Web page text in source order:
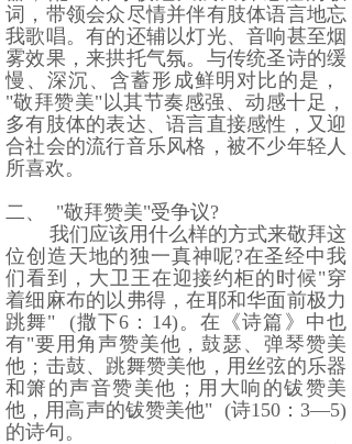
词，带领会众尽情并伴有肢体语言地忘
我歌唱。有的还辅以灯光、音响甚至烟
雾效果，来拱托气氛。与传统圣诗的缓
慢、深沉、含蓄形成鲜明对比的是，
"敬拜赞美" 以其节奏感强、动感十足，
多有肢体的表达、语言直接感性，又迎
合社会的流行音乐风格，被不少年轻人
所喜欢。
二、
"敬拜赞美"受争议?
我们应该用什么样的方式来敬拜这
位创造天地的独一真神呢?在圣经中我
们看到，大卫王在迎接约柜的时候"穿
着细麻布的以弗得，在耶和华面前极力
跳舞" (撒下6 ： 14)。在《诗篇》中也
有"要用角声赞美他，鼓瑟、弹琴赞美
他；击鼓、跳舞赞美他，用丝弦的乐器
和箫的声音赞美他；用大响的钹赞美
他，用高声的钹赞美他" (诗150： 3—5)
的诗句。